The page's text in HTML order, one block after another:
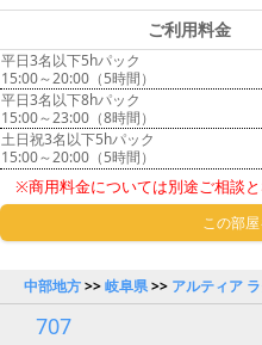
ご利用料金
平日3名以下5hパック
15:00～20:00（5時間）
平日3名以下8hパック
15:00～23:00（8時間）
土日祝3名以下5hパック
15:00～20:00（5時間）
※商用料金については別途ご相談と
この部
中部地方>>岐阜県>> アルティア
707